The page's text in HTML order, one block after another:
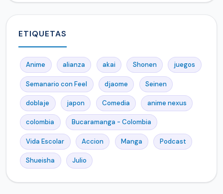
ETIQUETAS
Anime alianza akai Shonen juegos
Semanario con Feel djaome Seinen
doblaje japon Comedia anime nexus
colombia Bucaramanga - Colombia
Vida Escolar Accion Manga Podcast
Shueisha Julio